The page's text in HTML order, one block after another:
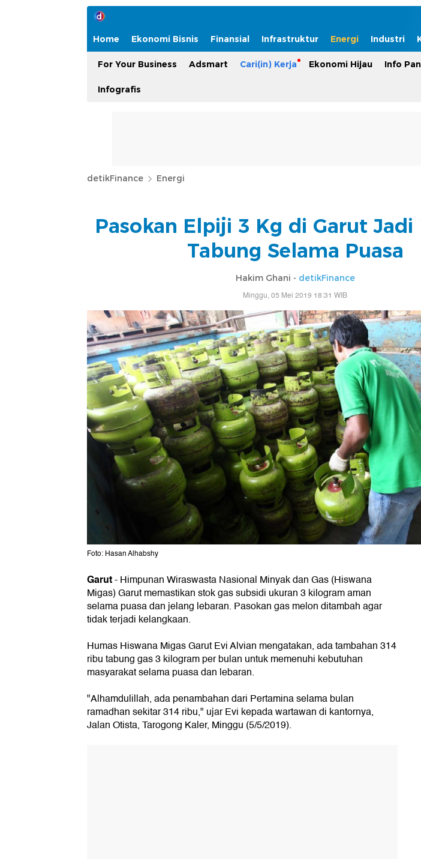
Home Ekonomi Bisnis Finansial Infrastruktur Energi Industri
For Your Business Adsmart Cari(in) Kerja Ekonomi Hijau Info
Infografis
detikFinance Energi
Pasokan Elpiji 3 Kg di Garut Jadi
Tabung Selama Puasa
Hakim Ghani - detikFinance
Minggu, 05 Mei 2019 18:31 WIB
Foto: Hasan Alhabshy
Garut-Himpunan Wiraswasta Nasional Minyak dan Gas (Hiswana
Migas) Garut memastikan stok gas subsidi ukuran 3 kilogram aman
selama puasa dan jelang lebaran. Pasokan gas melon ditambah agar
tidak terjadi kelangkaan.
Humas Hiswana Migas Garut Evi Alvian mengatakan, ada tambahan 314
ribu tabung gas 3 kilogram per bulan untuk memenuhi kebutuhan
masyarakat selama puasa dan lebaran.
"Alhamdulillah, ada penambahan dari Pertamina selama bulan
ramadhan sekitar 314 ribu," ujar Evi kepada wartawan di kantornya,
Jalan Otista, Tarogong Kaler, Minggu (5/5/2019).